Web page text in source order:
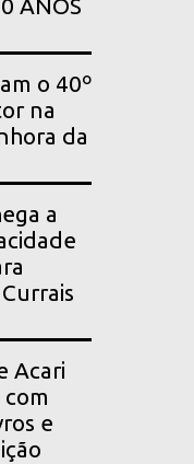
ANOS
o 40º
na
da
a
Acari
e